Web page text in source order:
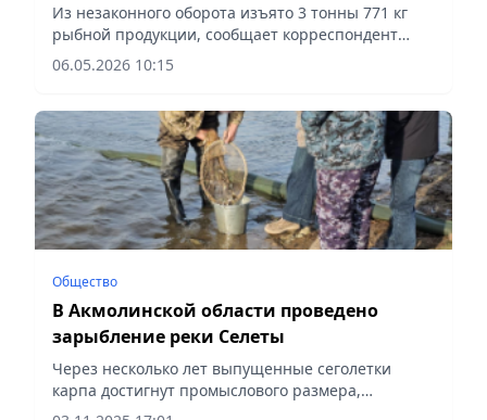
Из незаконного оборота изъято 3 тонны 771 кг
рыбной продукции, сообщает корреспондент
vecher.kz.
06.05.2026 10:15
Общество
В Акмолинской области проведено
зарыбление реки Селеты
Через несколько лет выпущенные сеголетки
карпа достигнут промыслового размера,
сообщает Vecher.kz.